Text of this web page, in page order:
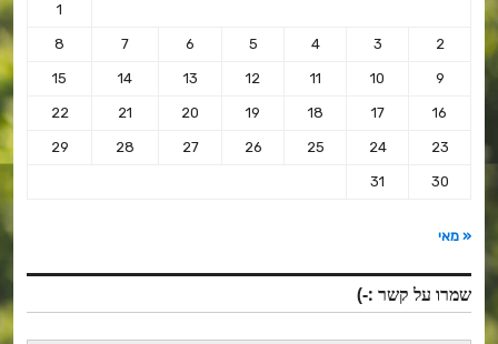
1
2
3
4
5
6
7
8
9
10
11
12
13
14
15
16
17
18
19
20
21
22
23
24
25
26
27
28
29
30
31
« מאי
שמרו על קשר :-)